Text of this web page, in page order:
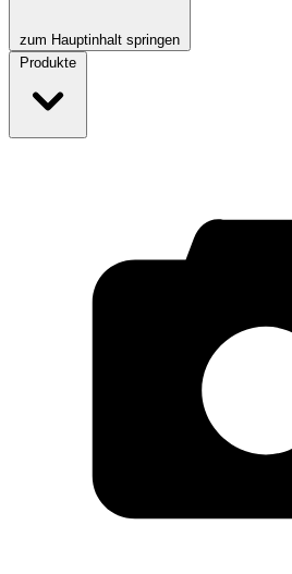
zum Hauptinhalt springen
Produkte